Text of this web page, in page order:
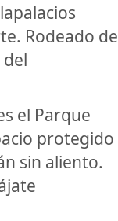
Rodeado de
el Parque
protegido
sin aliento.